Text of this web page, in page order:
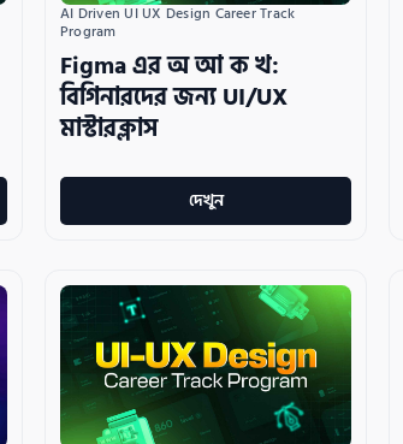
AI Driven UI UX Design Career Track
Program
Figma এর অ আ ক খ:
বিগিনারদের জন্য UI/UX
মাস্টারক্লাস
দেখুন